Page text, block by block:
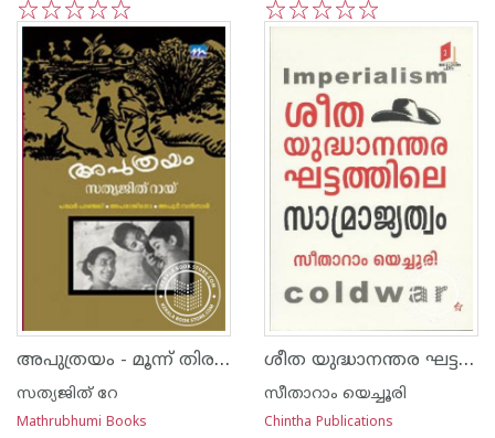
5
4
3
2
1 5
4
3
2
1
അപുത്രയം - മൂന്ന് തിരക്കഥകള്‍ -
സത്യജിത് റേ
Mathrubhumi Books
ശീത യുദ്ധാനന്തര ഘട്ടത്തിലെ സാമ്രാജ്യത്വം
സീതാറാം യെച്ചൂരി
Chintha Publications